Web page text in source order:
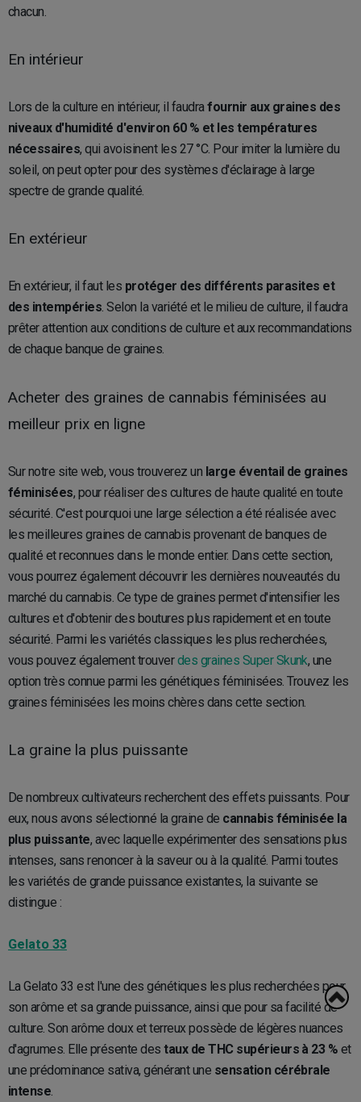
chacun.
En intérieur
Lors de la culture en intérieur, il faudrafournir aux graines des
niveaux d'humidité d'environ 60 % et les températures
nécessaires, qui avoisinent les 27 °C. Pour imiter la lumière du
soleil, on peut opter pour des systèmes d'éclairage à large
spectre de grande qualité.
En extérieur
En extérieur, il faut les protéger des différents parasites et
des intempéries. Selon la variété et le milieu de culture, il faudra
prêter attention aux conditions de culture et aux recommandations
de chaque banque de graines.
Acheter des graines de cannabis féminisées au
meilleur prix en ligne
Sur notre site web, vous trouverez un large éventail de graines
féminisées, pour réaliser des cultures de haute qualité en toute
sécurité. C'est pourquoi une large sélection a été réalisée avec
les meilleures graines de cannabis provenant de banques de
qualité et reconnues dans le monde entier. Dans cette section,
vous pourrez également découvrir les dernières nouveautés du
marché du cannabis. Ce type de graines permet d'intensifier les
cultures et d'obtenir des boutures plus rapidement et en toute
sécurité. Parmi les variétés classiques les plus recherchées,
vous pouvez également trouverdes graines Super Skunk, une
option très connue parmi les génétiques féminisées. Trouvez les
graines féminisées les moins chères dans cette section.
La graine la plus puissante
De nombreux cultivateurs recherchent des effets puissants. Pour
eux, nous avons sélectionné la graine de cannabis féminisée la
plus puissante, avec laquelle expérimenter des sensations plus
intenses, sans renoncer à la saveur ou à la qualité. Parmi toutes
les variétés de grande puissance existantes, la suivante se
distingue :
Gelato 33
La Gelato 33 est l'une des génétiques les plus recherchées pour
son arôme et sa grande puissance, ainsi que pour sa facilité de
culture. Son arôme doux et terreux possède de légères nuances
d'agrumes. Elle présente destaux de THC supérieurs à 23 % et
une prédominance sativa, générant une sensation cérébrale
intense.